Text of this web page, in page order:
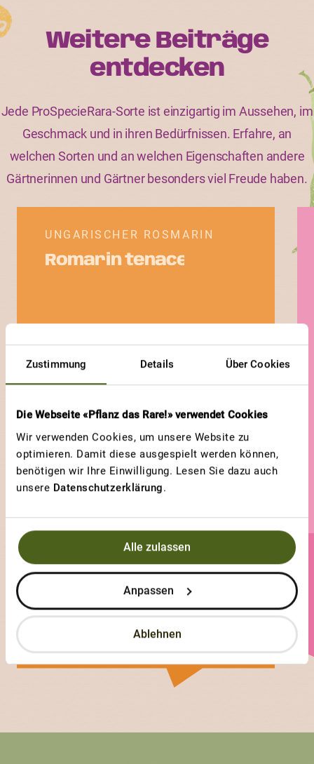
Zustimmung Details Über Cookies
Die Webseite «Pflanz das Rare!» verwendet Cookies
Wir verwenden Cookies, um unsere Website zu
optimieren. Damit diese ausgespielt werden können,
benötigen wir Ihre Einwilligung. Lesen Sie dazu auch
unsere Datenschutzerklärung.
Alle zulassen
Anpassen
Ablehnen
Weitere Beiträge
entdecken
Jede ProSpecieRara-Sorte ist einzigartig im Aussehen, im
Geschmack und in ihren Bedürfnissen. Erfahre, an
welchen Sorten und an welchen Eigenschaften andere
Gärtnerinnen und Gärtner besonders viel Freude haben.
UNGARISCHER ROSMARIN
Romarin tenace
Lucienov
0 Sorten
2 Votes